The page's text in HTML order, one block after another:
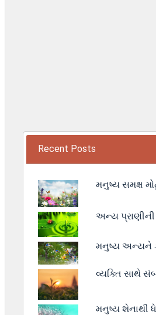
Recent Posts
મનુષ્ય સમક્ષ
અન્ય પ્રાણીની
મનુષ્ય અન્યને
વ્યક્તિ સાથે
મનુષ્ય શેનાથી